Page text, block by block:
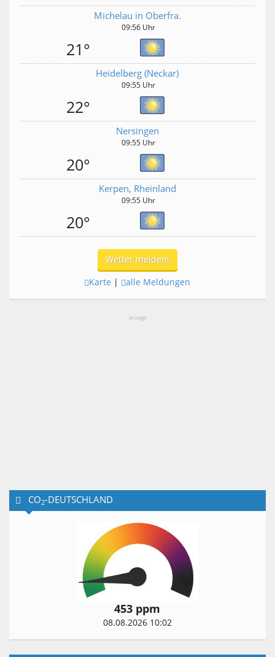
Michelau in Oberfra.
09:56 Uhr
21°
Heidelberg (Neckar)
09:55 Uhr
22°
Nersingen
09:55 Uhr
20°
Kerpen, Rheinland
09:55 Uhr
20°
Wetter melden!
Karte | alle Meldungen
Anzeige
CO2-DEUTSCHLAND
453 ppm
08.08.2026 10:02